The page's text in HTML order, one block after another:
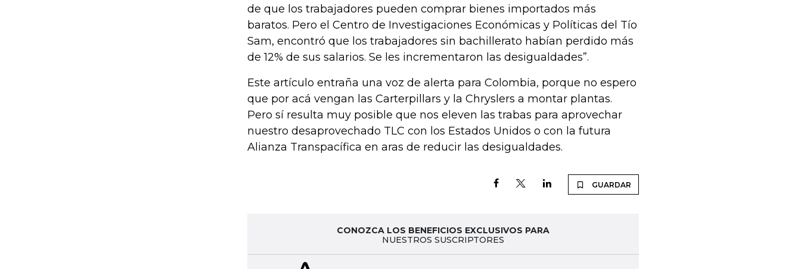
de que los trabajadores pueden comprar bienes importados más
baratos. Pero el Centro de Investigaciones Económicas y Políticas del Tío
Sam, encontró que los trabajadores sin bachillerato habían perdido más
de 12% de sus salarios. Se les incrementaron las desigualdades”.
Este artículo entraña una voz de alerta para Colombia, porque no espero
que por acá vengan las Carterpillars y la Chryslers a montar plantas.
Pero sí resulta muy posible que nos eleven las trabas para aprovechar
nuestro desaprovechado TLC con los Estados Unidos o con la futura
Alianza Transpacífica en aras de reducir las desigualdades.
GUARDAR
CONOZCA LOS BENEFICIOS EXCLUSIVOS PARA
NUESTROS SUSCRIPTORES